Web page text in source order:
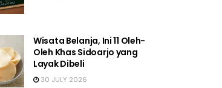
Wisata Belanja, Ini 11 Oleh-
Oleh Khas Sidoarjo yang
Layak Dibeli
30 JULY 2026